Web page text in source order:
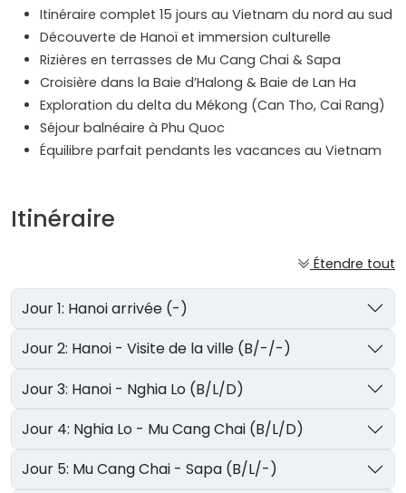
Itinéraire complet 15 jours au Vietnam du nord au sud
Découverte de Hanoï et immersion culturelle
Rizières en terrasses de Mu Cang Chai & Sapa
Croisière dans la Baie d’Halong & Baie de Lan Ha
Exploration du delta du Mékong (Can Tho, Cai Rang)
Séjour balnéaire à Phu Quoc
Équilibre parfait pendants les vacances au Vietnam
Itinéraire
Étendre tout
Jour 1: Hanoi arrivée (-)
Jour 2: Hanoi - Visite de la ville (B/-/-)
Jour 3: Hanoi - Nghia Lo (B/L/D)
Jour 4: Nghia Lo - Mu Cang Chai (B/L/D)
Jour 5: Mu Cang Chai - Sapa (B/L/-)